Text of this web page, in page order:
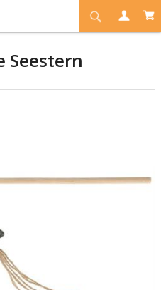
Seestern